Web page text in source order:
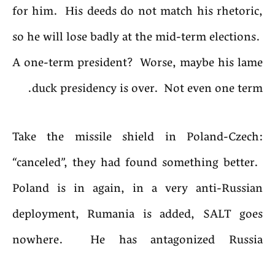
for him. His deeds do not match his rhetoric,
so he will lose badly at the mid-term elections.
A one-term president? Worse, maybe his lame
duck presidency is over. Not even one term.
Take the missile shield in Poland-Czech:
“canceled”, they had found something better.
Poland is in again, in a very anti-Russian
deployment, Rumania is added, SALT goes
nowhere. He has antagonized Russia